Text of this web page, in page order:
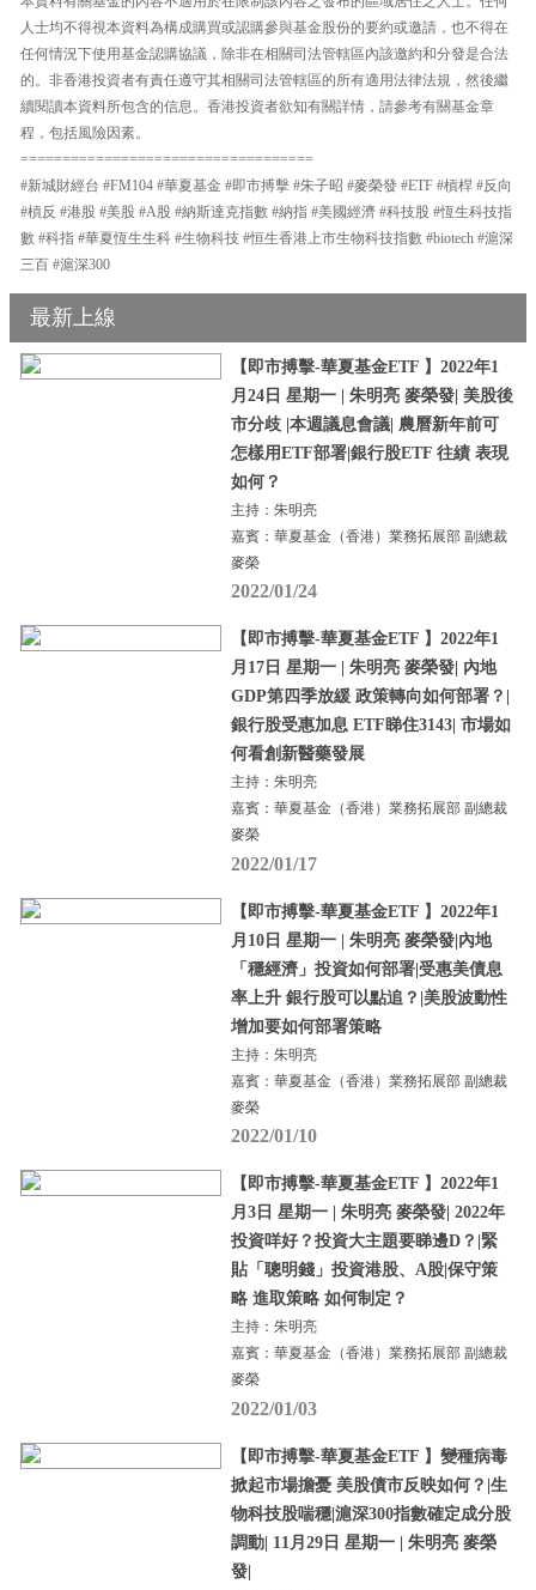
人士均不得視本資料為構成購買或認購參與基金股份的要約或邀請，也不得在
任何情況下使用基金認購協議，除非在相關司法管轄區內該邀約和分發是合法
的。非香港投資者有責任遵守其相關司法管轄區的所有適用法律法規，然後繼
續閱讀本資料所包含的信息。香港投資者欲知有關詳情，請參考有關基金章
程，包括風險因素。
===================================
#新城財經台 #FM104 #華夏基金 #即市搏擊 #朱子昭 #麥榮發 #ETF #槓桿 #反向
#槓反 #港股 #美股 #A股 #納斯達克指數 #納指 #美國經濟 #科技股 #恆生科技指
數 #科指 #華夏恆生生科 #生物科技 #恒生香港上市生物科技指數 #biotech #滬深
三百 #滬深300
最新上線
【即市搏擊-華夏基金ETF 】2022年1
月24日 星期一 | 朱明亮 麥榮發| 美股後
市分歧 |本週議息會議| 農曆新年前可
怎樣用ETF部署|銀行股ETF 往績 表現
如何？
主持：朱明亮
嘉賓：華夏基金（香港）業務拓展部 副總裁
麥榮
2022/01/24
【即市搏擊-華夏基金ETF 】2022年1
月17日 星期一 | 朱明亮 麥榮發| 內地
GDP第四季放緩 政策轉向如何部署？|
銀行股受惠加息 ETF睇住3143| 市場如
何看創新醫藥發展
主持：朱明亮
嘉賓：華夏基金（香港）業務拓展部 副總裁
麥榮
2022/01/17
【即市搏擊-華夏基金ETF 】2022年1
月10日 星期一 | 朱明亮 麥榮發|內地
「穩經濟」投資如何部署|受惠美債息
率上升 銀行股可以點追？|美股波動性
增加要如何部署策略
主持：朱明亮
嘉賓：華夏基金（香港）業務拓展部 副總裁
麥榮
2022/01/10
【即市搏擊-華夏基金ETF 】2022年1
月3日 星期一 | 朱明亮 麥榮發| 2022年
投資咩好？投資大主題要睇邊D？|緊
貼「聰明錢」投資港股、A股|保守策
略 進取策略 如何制定？
主持：朱明亮
嘉賓：華夏基金（香港）業務拓展部 副總裁
麥榮
2022/01/03
【即市搏擊-華夏基金ETF 】變種病毒
掀起市場擔憂 美股債市反映如何？|生
物科技股喘穩|滬深300指數確定成分股
調動| 11月29日 星期一 | 朱明亮 麥榮
發|